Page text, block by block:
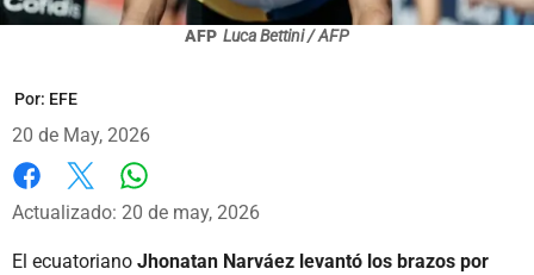
AFP Luca Bettini / AFP
Por: EFE
20 de May, 2026
Facebook
X
Actualizado: 20 de may, 2026
El ecuatoriano Jhonatan Narváez levantó los brazos por